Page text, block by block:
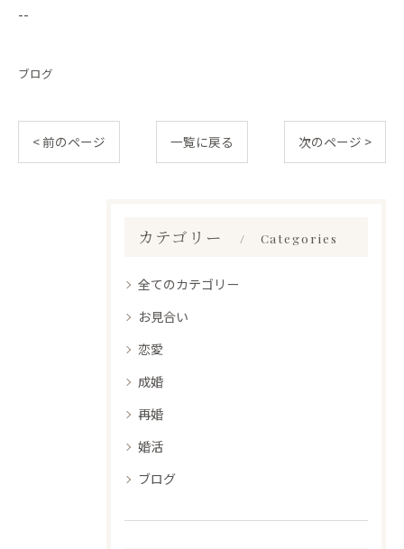
--
ブログ
< 前のページ 一覧に戻る 次のページ >
カテゴリー Categories
全てのカテゴリー
お見合い
恋愛
成婚
再婚
婚活
ブログ